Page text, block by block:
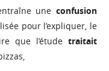
une confusion
pour l’expliquer, le
que l’étude traitait